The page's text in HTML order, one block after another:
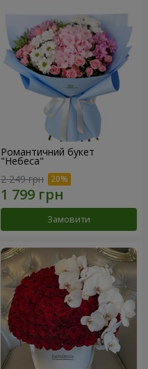
Романтичний букет
"Небеса"
2 249 грн
Замовити